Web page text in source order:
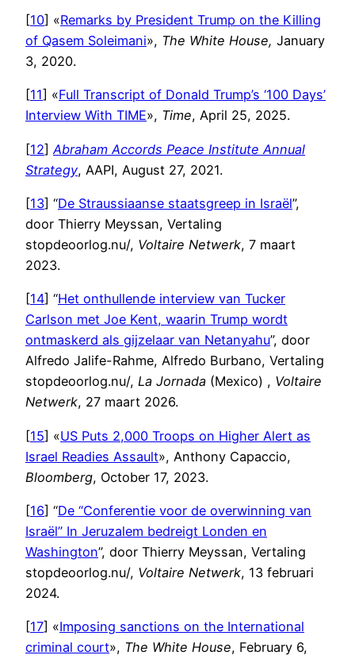
[10] «Remarks by President Trump on the Killing
of Qasem Soleimani», The White House, January
3, 2020.
[11] «Full Transcript of Donald Trump’s ‘100 Days’
Interview With TIME», Time, April 25, 2025.
[12] Abraham Accords Peace Institute Annual
Strategy, AAPI, August 27, 2021.
[13] “De Straussiaanse staatsgreep in Israël”,
door Thierry Meyssan, Vertaling
stopdeoorlog.nu/, Voltaire Netwerk, 7 maart
2023.
[14] “Het onthullende interview van Tucker
Carlson met Joe Kent, waarin Trump wordt
ontmaskerd als gijzelaar van Netanyahu”, door
Alfredo Jalife-Rahme, Alfredo Burbano, Vertaling
stopdeoorlog.nu/, La Jornada (Mexico) , Voltaire
Netwerk, 27 maart 2026.
[15] «US Puts 2,000 Troops on Higher Alert as
Israel Readies Assault», Anthony Capaccio,
Bloomberg, October 17, 2023.
[16] “De “Conferentie voor de overwinning van
Israël” In Jeruzalem bedreigt Londen en
Washington”, door Thierry Meyssan, Vertaling
stopdeoorlog.nu/, Voltaire Netwerk, 13 februari
2024.
[17] «Imposing sanctions on the International
criminal court», The White House, February 6,